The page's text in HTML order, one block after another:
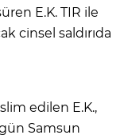
E.K. TIR ile
cinsel saldırıda
edilen E.K.,
Samsun